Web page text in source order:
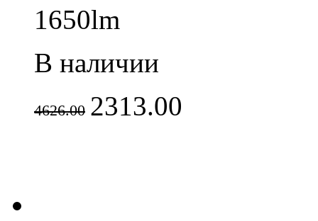
1650lm
В наличии
4626.00 2313.00